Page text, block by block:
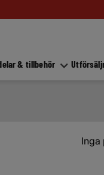
& tillbehör
Inga